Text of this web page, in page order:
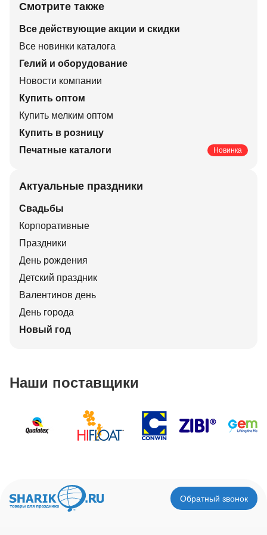
Смотрите также
Все действующие акции и скидки
Все новинки каталога
Гелий и оборудование
Новости компании
Купить оптом
Купить мелким оптом
Купить в розницу
Печатные каталоги
Новинка
Актуальные праздники
Свадьбы
Корпоративные
Праздники
День рождения
Детский праздник
Валентинов день
День города
Новый год
Наши поставщики
Обратный звонок